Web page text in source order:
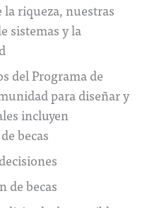
riqueza, nuestras
sistemas y la
del Programa de
para diseñar y
incluyen
becas
de becas